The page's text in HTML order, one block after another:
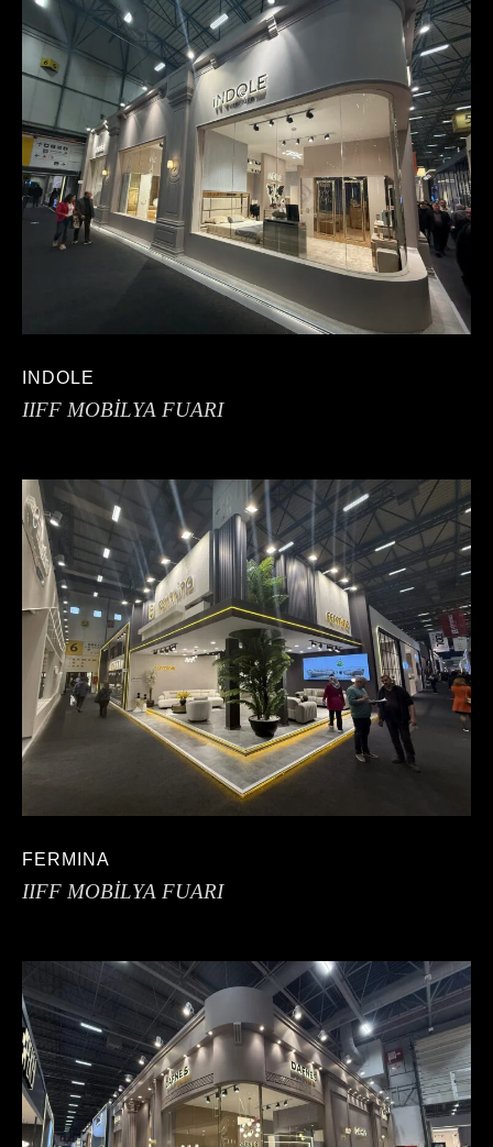
INDOLE
IIFF MOBİLYA FUARI
FERMINA
IIFF MOBİLYA FUARI